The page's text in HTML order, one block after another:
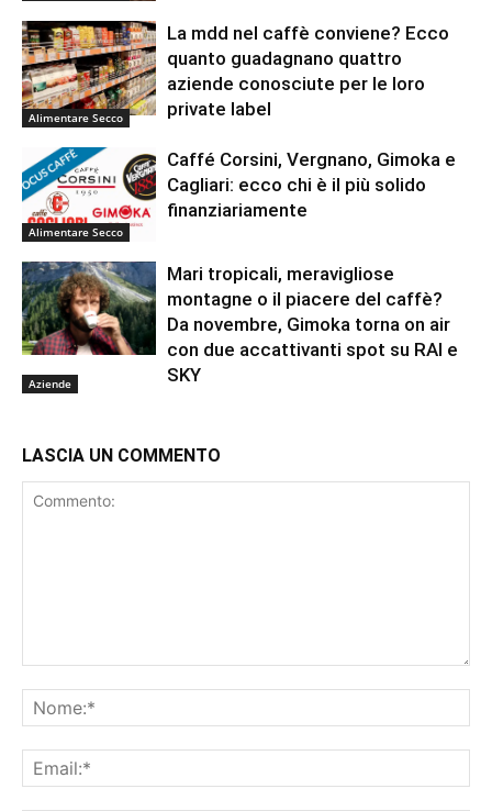
Alimentare Secco
La mdd nel caffè conviene? Ecco
quanto guadagnano quattro
aziende conosciute per le loro
private label
Alimentare Secco
Caffé Corsini, Vergnano, Gimoka e
Cagliari: ecco chi è il più solido
finanziariamente
Aziende
Mari tropicali, meravigliose
montagne o il piacere del caffè?
Da novembre, Gimoka torna on air
con due accattivanti spot su RAI e
SKY
LASCIA UN COMMENTO